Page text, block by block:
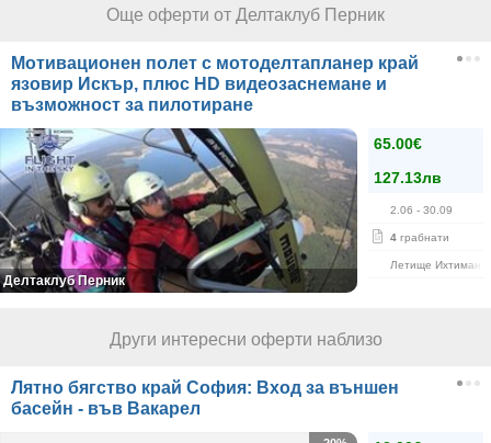
Още оферти от Делтаклуб Перник
Мотивационен полет с мотоделтапланер край
язовир Искър, плюс HD видеозаснемане и
възможност за пилотиране
65.00€
127.13лв
2.06 - 30.09
4 грабнати
Летище Ихтиман
Делтаклуб Перник
Други интересни оферти наблизо
Лятно бягство край София: Вход за външен
басейн - във Вакарел